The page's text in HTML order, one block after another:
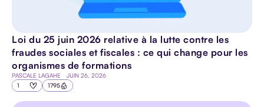
Loi du 25 juin 2026 relative à la lutte contre les
fraudes sociales et fiscales : ce qui change pour les
organismes de formations
PASCALE LAGAHE JUIN 26, 2026
1 1795